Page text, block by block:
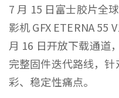
7 月 15 日富士胶片全
影机 GFX ETERNA 55
月 16 日开放下载通道
完整固件迭代路线，
彩、稳定性痛点。